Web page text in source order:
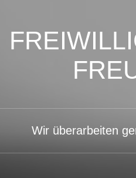
Wir überarbeiten